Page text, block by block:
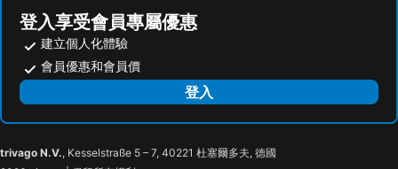
登入享受會員專屬優惠
建立個人化體驗
會員優惠和會員價
登入
trivago N.V., Kesselstraße 5 – 7, 40221 杜塞爾多夫, 德國